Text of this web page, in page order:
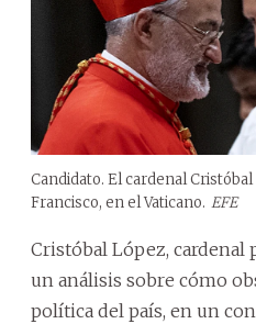
Candidato. El cardenal
Francisco, en el Vaticano. EFE
Cristóbal López, cardenal
un análisis sobre cómo
política del país, en un